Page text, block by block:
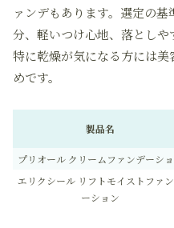
ァンデもあります。選定の
分、軽いつけ心地、落としや
特に乾燥が気になる方には
めです。
製品名
プリオール クリームファンデーシ
エリクシール リフトモイストファ
ーション